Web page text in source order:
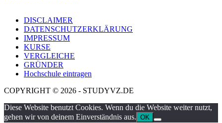
DISCLAIMER
DATENSCHUTZERKLÄRUNG
IMPRESSUM
KURSE
VERGLEICHE
GRÜNDER
Hochschule eintragen
COPYRIGHT © 2026 - STUDYVZ.DE
Diese Website benutzt Cookies. Wenn du die Website weiter nutzt,
gehen wir von deinem Einverständnis aus. OK